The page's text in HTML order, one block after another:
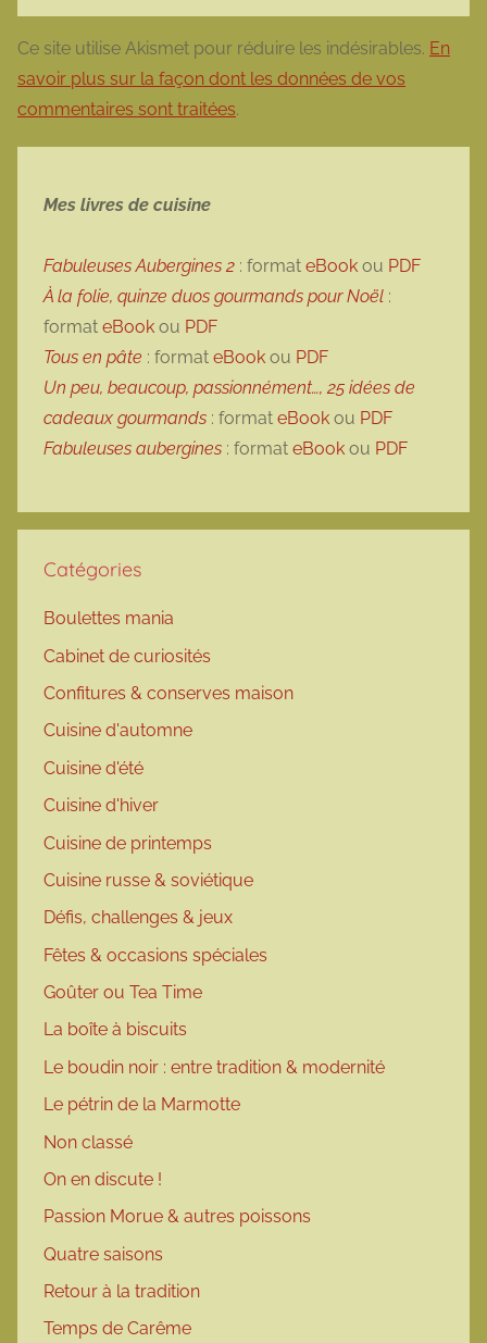
Ce site utilise Akismet pour réduire les indésirables. En
savoir plus sur la façon dont les données de vos
commentaires sont traitées.
Mes livres de cuisine
Fabuleuses Aubergines 2 : format eBook ou PDF
À la folie, quinze duos gourmands pour Noël :
format eBook ou PDF
Tous en pâte : format eBook ou PDF
Un peu, beaucoup, passionnément…, 25 idées de
cadeaux gourmands : format eBook ou PDF
Fabuleuses aubergines : format eBook ou PDF
Catégories
Boulettes mania
Cabinet de curiosités
Confitures & conserves maison
Cuisine d'automne
Cuisine d'été
Cuisine d'hiver
Cuisine de printemps
Cuisine russe & soviétique
Défis, challenges & jeux
Fêtes & occasions spéciales
Goûter ou Tea Time
La boîte à biscuits
Le boudin noir : entre tradition & modernité
Le pétrin de la Marmotte
Non classé
On en discute !
Passion Morue & autres poissons
Quatre saisons
Retour à la tradition
Temps de Carême